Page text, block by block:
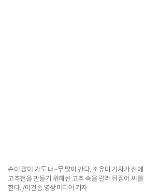
손이 많이 가도 너~무 많이 간다. 조유미 기자가 전
고추전을 만들기 위해선 고추 속을 갈라 뒤집어 씨
한다. /이건송 영상미디어 기자